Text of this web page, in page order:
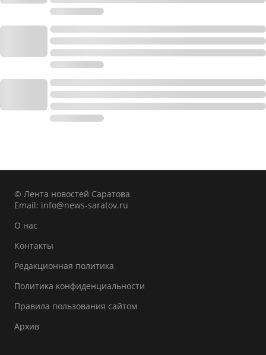
© Лента новостей Саратова
Email: info@news-saratov.ru
О нас
Контакты
Редакционная политика
Политика конфиденциальности
Правила пользования сайтом
Архив